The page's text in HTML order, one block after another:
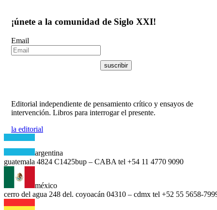
¡únete a la comunidad de Siglo XXI!
Email
suscribir
Editorial independiente de pensamiento crítico y ensayos de
intervención. Libros para interrogar el presente.
la editorial
argentina
guatemala 4824 C1425bup – CABA tel +54 11 4770 9090
méxico
cerro del agua 248 del. coyoacán 04310 – cdmx tel +52 55 5658-